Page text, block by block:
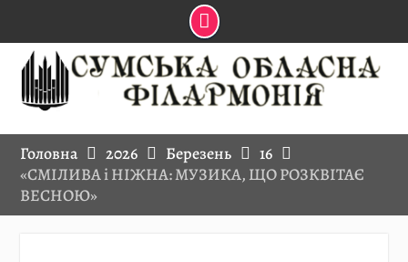
Skip
content
Головна 2026 Березень
16
«СМІЛИВА і НІЖНА: МУЗИКА, ЩО РОЗКВІТАЄ
ВЕСНОЮ»